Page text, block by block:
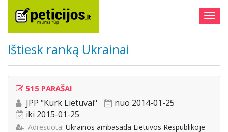
Ištiesk ranką Ukrainai
515 PARAŠAI
JPP "Kurk Lietuvai"
nuo 2014-01-25
iki 2015-01-25
Adresuota: Ukrainos ambasada Lietuvos Respublikoje